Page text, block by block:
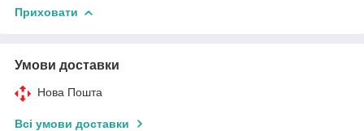
Приховати
Умови доставки
Нова Пошта
Всі умови доставки